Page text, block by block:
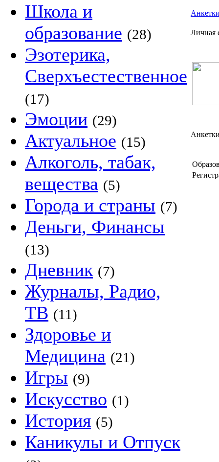
Школа и
образование (28)
Эзотерика,
Сверхъестественное
(17)
Эмоции (29)
Актуальное (15)
Алкоголь, табак,
вещества (5)
Города и страны (7)
Деньги, Финансы
(13)
Дневник (7)
Журналы, Радио,
ТВ (11)
Здоровье и
Медицина (21)
Игры (9)
Искусство (1)
История (5)
Каникулы и Отпуск
Личная